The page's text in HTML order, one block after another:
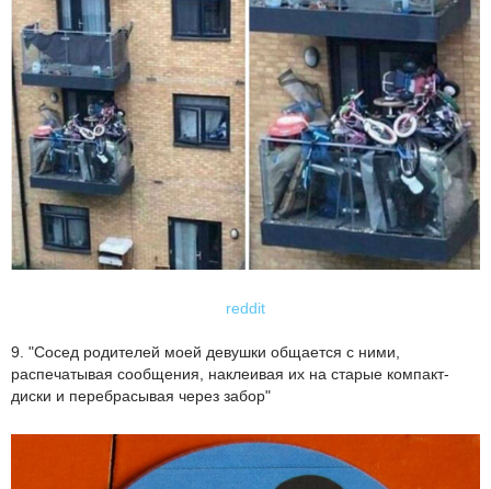
reddit
9. "Сосед родителей моей девушки общается с ними,
распечатывая сообщения, наклеивая их на старые компакт-
диски и перебрасывая через забор"